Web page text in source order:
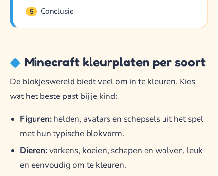
5 Conclusie
Minecraft kleurplaten per soort
De blokjeswereld biedt veel om in te kleuren. Kies
wat het beste past bij je kind:
Figuren:helden, avatars en schepsels uit het spel
met hun typische blokvorm.
Dieren:varkens, koeien, schapen en wolven, leuk
en eenvoudig om te kleuren.